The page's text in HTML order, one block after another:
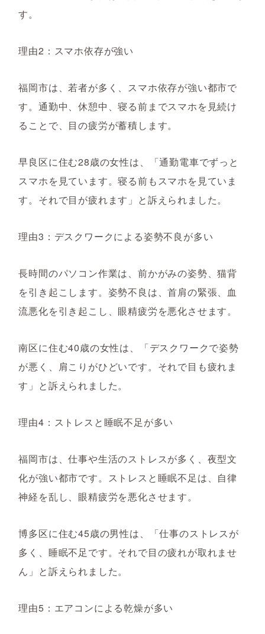
す。
理由2：スマホ依存が強い
福岡市は、若者が多く、スマホ依存が強い都市で
す。通勤中、休憩中、寝る前までスマホを見続け
ることで、目の疲労が蓄積します。
早良区に住む28歳の女性は、「通勤電車でずっと
スマホを見ています。寝る前もスマホを見ていま
す。それで目が疲れます」と訴えられました。
理由3：デスクワークによる姿勢不良が多い
長時間のパソコン作業は、前かがみの姿勢、猫背
を引き起こします。姿勢不良は、首肩の緊張、血
流悪化を引き起こし、眼精疲労を悪化させます。
南区に住む40歳の女性は、「デスクワークで姿勢
が悪く、肩こりがひどいです。それで目も疲れま
す」と訴えられました。
理由4：ストレスと睡眠不足が多い
福岡市は、仕事や生活のストレスが多く、夜型文
化が強い都市です。ストレスと睡眠不足は、自律
神経を乱し、眼精疲労を悪化させます。
博多区に住む45歳の男性は、「仕事のストレスが
多く、睡眠不足です。それで目の疲れが取れませ
ん」と訴えられました。
理由5：エアコンによる乾燥が多い